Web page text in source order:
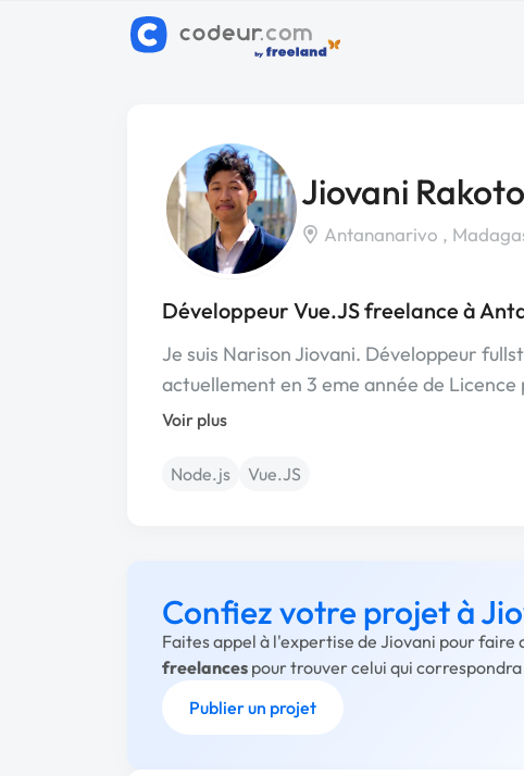
Jiovani
Antananarivo ,
Développeur Vue.JS freelance à
Je suis Narison Jiovani. Développeur
actuellement en 3 eme année de
Voir plus
Node.js Vue.JS
Confiez votre projet à
Faites appel à l'expertise de Jiovani pour
freelances pour trouver celui qui
Publier un projet